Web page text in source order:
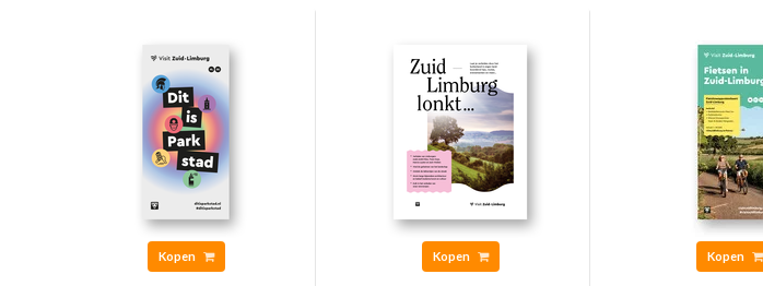
Kopen Kopen Kopen